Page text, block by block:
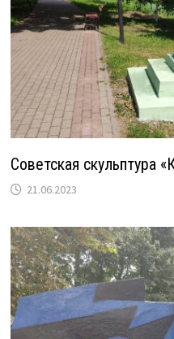
Советская скульптура
21.06.2023